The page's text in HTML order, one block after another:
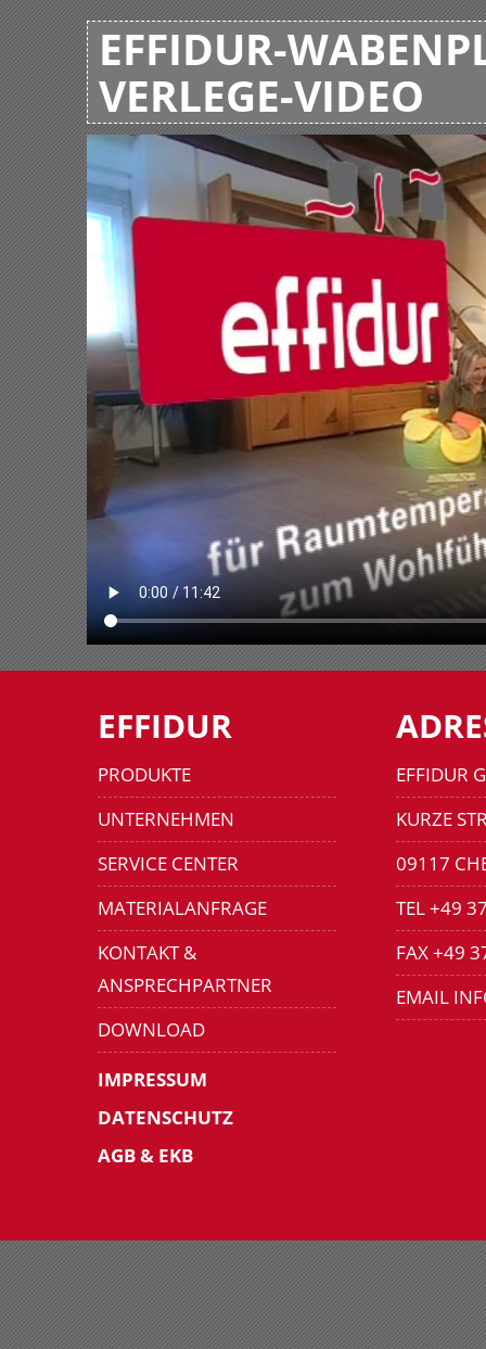
EFFIDUR-
VERLEGE-VIDEO
EFFIDUR
PRODUKTE
UNTERNEHMEN
SERVICE CENTER
MATERIALANFRAGE
KONTAKT &
ANSPRECHPARTNER
DOWNLOAD
IMPRESSUM
DATENSCHUTZ
AGB & EKB
EFFIDUR
KURZE
09117
TEL +49
FAX +49
EMAIL